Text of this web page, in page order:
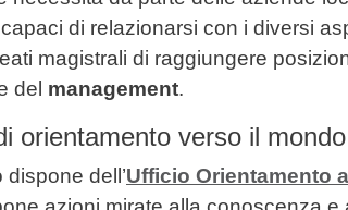
di relazionarsi con i diversi
magistrali di raggiungere
del management.
orientamento verso il
dispone dell’Ufficio Orientamento